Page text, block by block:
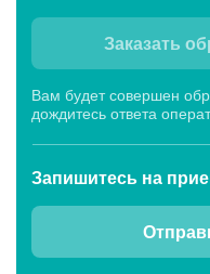
Заказать
Вам будет совершен
дождитесь ответа
Запишитесь на